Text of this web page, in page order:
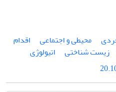
محیطی و اجتماعی
اقدام
زیست شناختی
اتیولوژی